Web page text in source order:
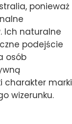
ponieważ
Ich naturalne
podejście
osób
charakter marki
wizerunku.